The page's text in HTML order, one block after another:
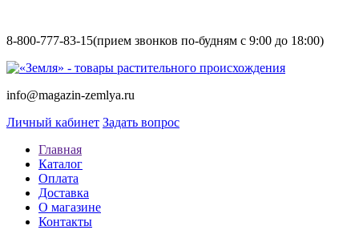
8-800-777-83-15(прием звонков по-будням с 9:00 до 18:00)
info@magazin-zemlya.ru
Личный кабинет Задать вопрос
Главная
Каталог
Оплата
Доставка
О магазине
Контакты